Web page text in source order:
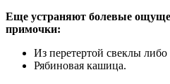
Еще устраняют болевые
примочки:
Из перетертой свеклы
Рябиновая кашица.